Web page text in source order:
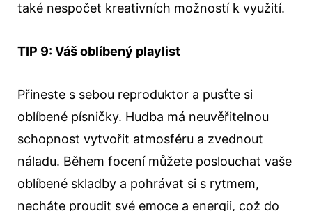
také nespočet kreativních možností k využití.
TIP 9: Váš oblíbený playlist
Přineste s sebou reproduktor a pusťte si
oblíbené písničky. Hudba má neuvěřitelnou
schopnost vytvořit atmosféru a zvednout
náladu. Během focení můžete poslouchat vaše
oblíbené skladby a pohrávat si s rytmem,
necháte proudit své emoce a energii, což do